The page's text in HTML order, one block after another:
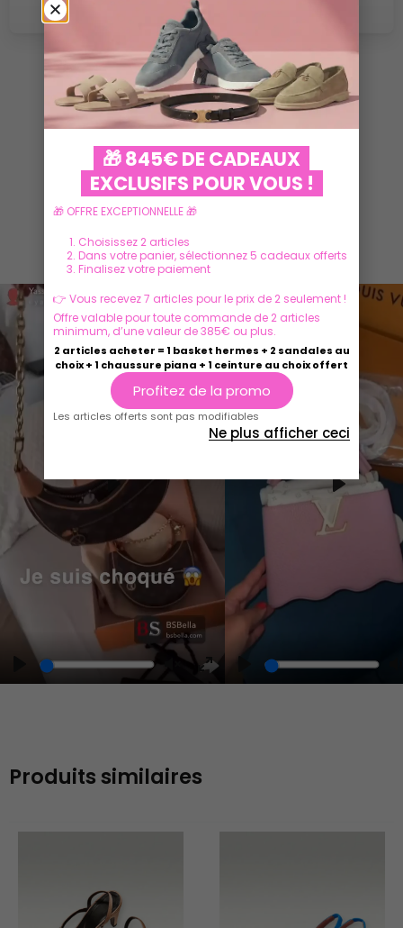
VOIR PLUS
Ils parlent de nous
Play UnmuteEnter
Play Play
Produits similaires
🎁 845€ DE CADEAUX
EXCLUSIFS POUR VOUS !
🎁 OFFRE EXCEPTIONNELLE 🎁
Choisissez 2 articles
Dans votre panier, sélectionnez 5 cadeaux offerts
Finalisez votre paiement
👉 Vous recevez 7 articles pour le prix de 2 seulement !
Offre valable pour toute commande de 2 articles
minimum, d’une valeur de 385€ ou plus.
2 articles acheter = 1 basket hermes + 2 sandales au
choix + 1 chaussure piana + 1 ceinture au choix offert
Profitez de la promo
Les articles offerts sont pas modifiables
Ne plus afficher ceci